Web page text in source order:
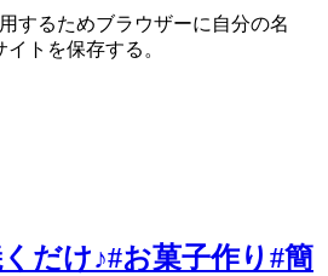
するためブラウザーに自分の名
トを保存する。
だけ♪#お菓子作り#簡